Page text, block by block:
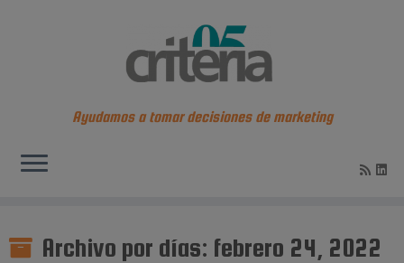
al
contenido
Ayudamos a tomar decisiones de marketing
Archivo por días: febrero 24, 2022